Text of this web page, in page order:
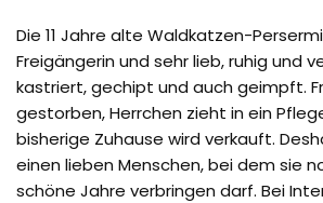
Die 11 Jahre alte Waldkatzen-
Freigängerin und sehr lieb, ruhig und
kastriert, gechipt und auch geimpft.
gestorben, Herrchen zieht in ein
bisherige Zuhause wird verkauft.
einen lieben Menschen, bei dem sie
schöne Jahre verbringen darf. Bei